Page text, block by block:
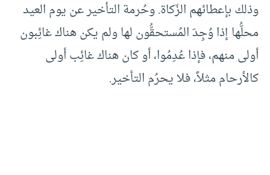
وذلك بإعطائهم الزّكاة. وحُرمة التأخير عن يوم العيد
محلُّها إذا وُجِدَ المُستحقُّون لها ولم يكن هناك غائِبون
أولى منهم، فإذا عُدِمُوا، أو كان هناك غائِب أولى
كالأرحام مثلاً، فلا يحرُم التأخير.